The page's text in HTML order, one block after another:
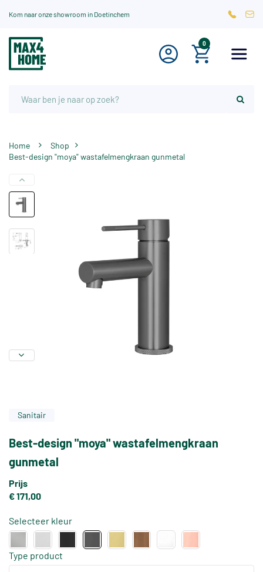
Kom naar onze showroom in Doetinchem
0
Home
Shop
Best-design "moya" wastafelmengkraan gunmetal
Sanitair
Best-design "moya" wastafelmengkraan
gunmetal
Prijs
€ 171,00
Selecteer kleur
Type product